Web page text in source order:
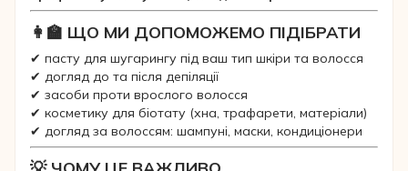
👩‍🏫 ЩО МИ ДОПОМОЖЕМО ПІДІБРАТИ
✔ пасту для шугарингу під ваш тип шкіри та волосся
✔ догляд до та після депіляції
✔ засоби проти врослого волосся
✔ косметику для біотату (хна, трафарети, матеріали)
✔ догляд за волоссям: шампуні, маски, кондиціонери